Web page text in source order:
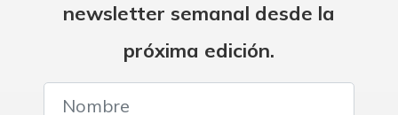
newsletter semanal desde la
próxima edición.